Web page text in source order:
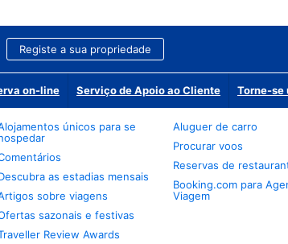
Registe a sua propriedade
on-line Serviço de Apoio ao Cliente Torne-se
únicos para se
as estadias mensais
sobre viagens
sazonais e festivas
Review Awards
Aluguer de carro
Procurar voos
Reservas de
Booking.com para
Viagem